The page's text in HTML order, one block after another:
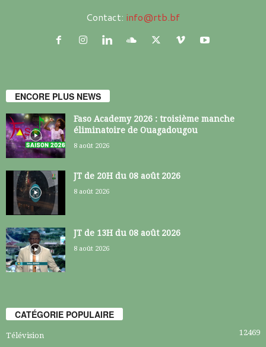
Contact: info@rtb.bf
ENCORE PLUS NEWS
Faso Academy 2026 : troisième manche
éliminatoire de Ouagadougou
8 août 2026
JT de 20H du 08 août 2026
8 août 2026
JT de 13H du 08 août 2026
8 août 2026
CATÉGORIE POPULAIRE
Télévision
12469